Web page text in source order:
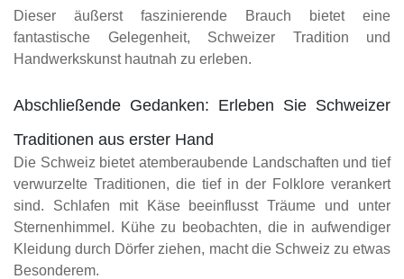
Dieser äußerst faszinierende Brauch bietet eine
fantastische Gelegenheit, Schweizer Tradition und
Handwerkskunst hautnah zu erleben.
Abschließende Gedanken: Erleben Sie Schweizer
Traditionen aus erster Hand
Die Schweiz bietet atemberaubende Landschaften und tief
verwurzelte Traditionen, die tief in der Folklore verankert
sind. Schlafen mit Käse beeinflusst Träume und unter
Sternenhimmel. Kühe zu beobachten, die in aufwendiger
Kleidung durch Dörfer ziehen, macht die Schweiz zu etwas
Besonderem.